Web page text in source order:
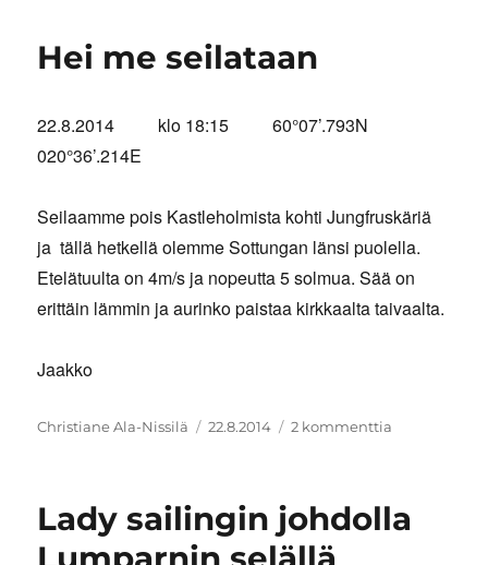
Hei me seilataan
22.8.2014 klo 18:15 60°07’.793N
020°36’.214E
Seilaamme pois Kastleholmista kohti Jungfruskäriä
ja tällä hetkellä olemme Sottungan länsi puolella.
Etelätuulta on 4m/s ja nopeutta 5 solmua. Sää on
erittäin lämmin ja aurinko paistaa kirkkaalta taivaalta.
Jaakko
Kirjoittaja
Christiane Ala-Nissilä Julkaistu
22.8.2014 2 kommenttia
Lady sailingin johdolla